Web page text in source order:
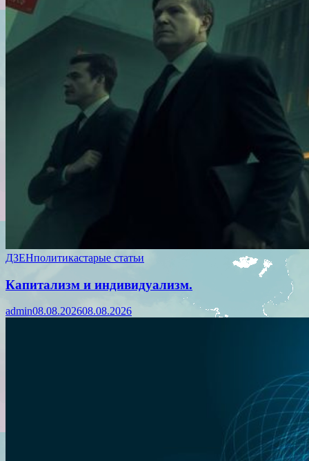
ДЗЕНполитикастарые статьи
Капитализм и индивидуализм.
admin08.08.202608.08.2026